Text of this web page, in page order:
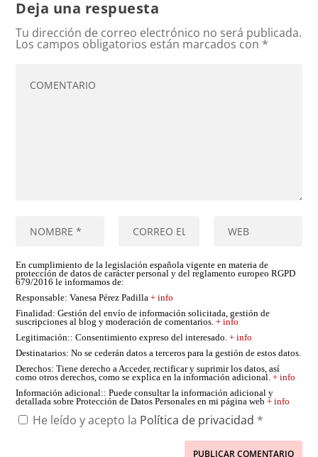
Deja una respuesta
Tu dirección de correo electrónico no será publicada.
Los campos obligatorios están marcados con *
En cumplimiento de la legislación española vigente en materia de
protección de datos de carácter personal y del reglamento europeo RGPD
679/2016 le informamos de:
Responsable: Vanesa Pérez Padilla+ info
Finalidad: Gestión del envío de información solicitada, gestión de
suscripciones al blog y moderación de comentarios.+ info
Legitimación:: Consentimiento expreso del interesado.+ info
Destinatarios: No se cederán datos a terceros para la gestión de estos datos.
Derechos: Tiene derecho a Acceder, rectificar y suprimir los datos, así
como otros derechos, como se explica en la información adicional.+ info
Información adicional:: Puede consultar la información adicional y
detallada sobre Protección de Datos Personales en mi página web+ info
He leído y acepto la Política de privacidad *